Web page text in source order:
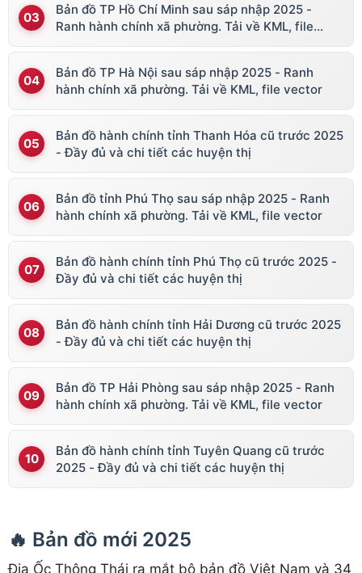
Bản đồ TP Hồ Chí Minh sau sáp nhập 2025 -
Ranh hành chính xã phường. Tải về KML, file
Bản đồ TP Hà Nội sau sáp nhập 2025 - Ranh
hành chính xã phường. Tải về KML, file vector
Bản đồ hành chính tỉnh Thanh Hóa cũ trước 2025
- Đầy đủ và chi tiết các huyện thị
Bản đồ tỉnh Phú Thọ sau sáp nhập 2025 - Ranh
hành chính xã phường. Tải về KML, file vector
Bản đồ hành chính tỉnh Phú Thọ cũ trước 2025 -
Đầy đủ và chi tiết các huyện thị
Bản đồ hành chính tỉnh Hải Dương cũ trước 2025
- Đầy đủ và chi tiết các huyện thị
Bản đồ TP Hải Phòng sau sáp nhập 2025 - Ranh
hành chính xã phường. Tải về KML, file vector
Bản đồ hành chính tỉnh Tuyên Quang cũ trước
2025 - Đầy đủ và chi tiết các huyện thị
🔥 Bản đồ mới 2025
Địa Ốc Thông Thái ra mắt bộ bản đồ Việt Nam và 34